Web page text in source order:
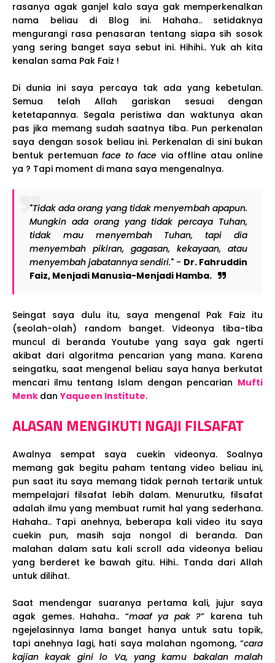
rasanya agak ganjel kalo saya gak memperkenalkan
nama beliau di Blog ini. Hahaha.. setidaknya
mengurangi rasa penasaran tentang siapa sih sosok
yang sering banget saya sebut ini. Hihihi.. Yuk ah kita
kenalan sama Pak Faiz !
Di dunia ini saya percaya tak ada yang kebetulan.
Semua telah Allah gariskan sesuai dengan
ketetapannya. Segala peristiwa dan waktunya akan
pas jika memang sudah saatnya tiba. Pun perkenalan
saya dengan sosok beliau ini. Perkenalan di sini bukan
bentuk pertemuan face to face via offline atau online
ya ? Tapi moment di mana saya mengenalnya.
"Tidak ada orang yang tidak menyembah apapun.
Mungkin ada orang yang tidak percaya Tuhan,
tidak mau menyembah Tuhan, tapi dia
menyembah pikiran, gagasan, kekayaan, atau
menyembah jabatannya sendiri." - Dr. Fahruddin
Faiz, Menjadi Manusia-Menjadi Hamba.
Seingat saya dulu itu, saya mengenal Pak Faiz itu
(seolah-olah) random banget. Videonya tiba-tiba
muncul di beranda Youtube yang saya gak ngerti
akibat dari algoritma pencarian yang mana. Karena
seingatku, saat mengenal beliau saya hanya berkutat
mencari ilmu tentang Islam dengan pencarian Mufti
Menk danYaqueen Institute.
ALASAN MENGIKUTI NGAJI FILSAFAT
Awalnya sempat saya cuekin videonya. Soalnya
memang gak begitu paham tentang video beliau ini,
pun saat itu saya memang tidak pernah tertarik untuk
mempelajari filsafat lebih dalam. Menurutku, filsafat
adalah ilmu yang membuat rumit hal yang sederhana.
Hahaha.. Tapi anehnya, beberapa kali video itu saya
cuekin pun, masih saja nongol di beranda. Dan
malahan dalam satu kali scroll ada videonya beliau
yang berderet ke bawah gitu. Hihi.. Tanda dari Allah
untuk dilihat.
Saat mendengar suaranya pertama kali, jujur saya
agak gemes. Hahaha.. “maaf ya pak ?” karena tuh
ngejelasinnya lama banget hanya untuk satu topik,
tapi anehnya lagi, hati saya malahan ngomong, “cara
kajian kayak gini lo Va, yang kamu bakalan malah